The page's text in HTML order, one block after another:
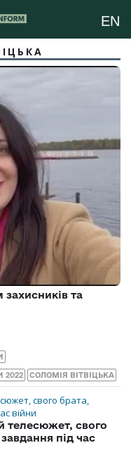
EN
захисників та
2022 СОЛОМІЯ ВІТВІЦЬКА
телесюжет, свого
під час